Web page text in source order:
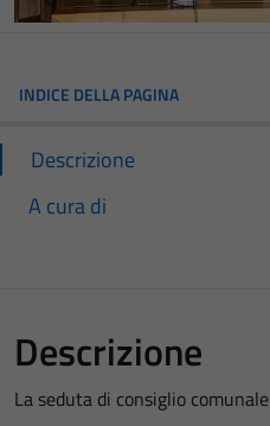
INDICE DELLA PAGINA
Descrizione
A cura di
Descrizione
La seduta di consiglio comunale